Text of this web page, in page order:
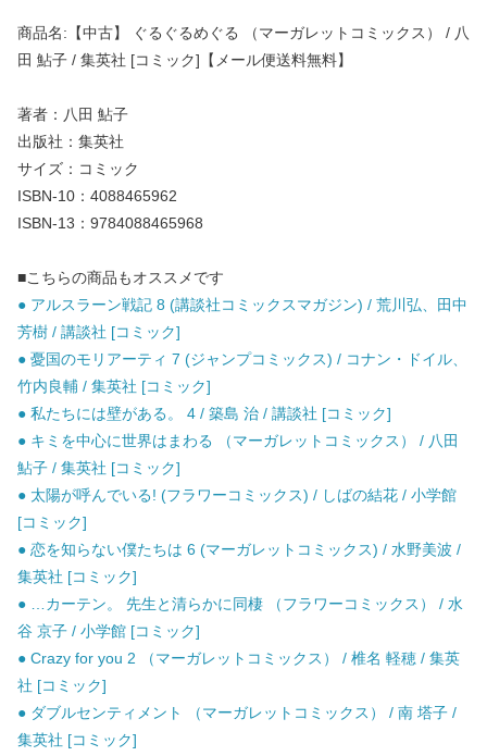
商品名:【中古】 ぐるぐるめぐる （マーガレットコミックス） / 八
田 鮎子 / 集英社 [コミック]【メール便送料無料】
著者：八田 鮎子
出版社：集英社
サイズ：コミック
ISBN-10：4088465962
ISBN-13：9784088465968
■こちらの商品もオススメです
● アルスラーン戦記 8 (講談社コミックスマガジン) / 荒川弘、田中
芳樹 / 講談社 [コミック]
● 憂国のモリアーティ 7 (ジャンプコミックス) / コナン・ドイル、
竹内良輔 / 集英社 [コミック]
● 私たちには壁がある。 4 / 築島 治 / 講談社 [コミック]
● キミを中心に世界はまわる （マーガレットコミックス） / 八田
鮎子 / 集英社 [コミック]
● 太陽が呼んでいる! (フラワーコミックス) / しばの結花 / 小学館
[コミック]
● 恋を知らない僕たちは 6 (マーガレットコミックス) / 水野美波 /
集英社 [コミック]
● …カーテン。 先生と清らかに同棲 （フラワーコミックス） / 水
谷 京子 / 小学館 [コミック]
● Crazy for you 2 （マーガレットコミックス） / 椎名 軽穂 / 集英
社 [コミック]
● ダブルセンティメント （マーガレットコミックス） / 南 塔子 /
集英社 [コミック]